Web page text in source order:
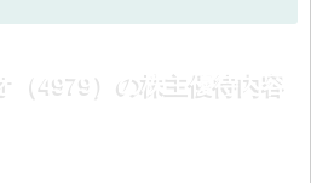
（4979）の株主優待内容